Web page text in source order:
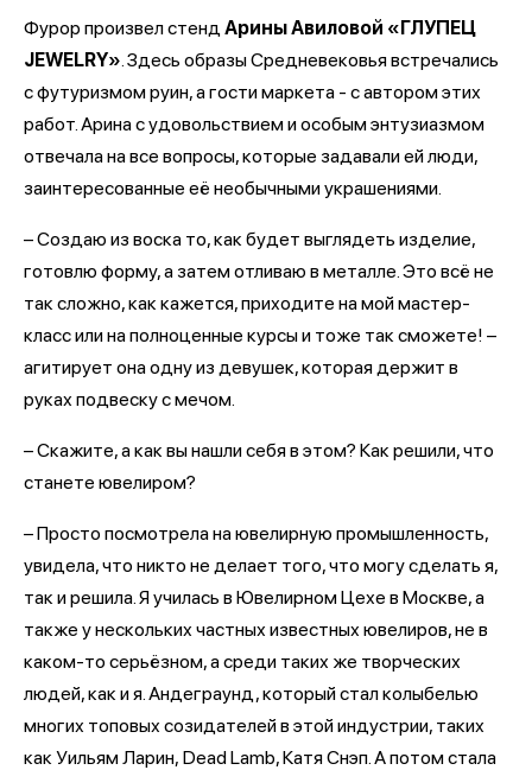
Фурор произвел стендАрины Авиловой «ГЛУПЕЦ
JEWELRY». Здесь образы Средневековья встречались
с футуризмом руин, а гости маркета - с автором этих
работ. Арина с удовольствием и особым энтузиазмом
отвечала на все вопросы, которые задавали ей люди,
заинтересованные её необычными украшениями.
– Создаю из воска то, как будет выглядеть изделие,
готовлю форму, а затем отливаю в металле. Это всё не
так сложно, как кажется, приходите на мой мастер-
класс или на полноценные курсы и тоже так сможете! –
агитирует она одну из девушек, которая держит в
руках подвеску с мечом.
– Скажите, а как вы нашли себя в этом? Как решили, что
станете ювелиром?
– Просто посмотрела на ювелирную промышленность,
увидела, что никто не делает того, что могу сделать я,
так и решила. Я училась в Ювелирном Цехе в Москве, а
также у нескольких частных известных ювелиров, не в
каком-то серьёзном, а среди таких же творческих
людей, как и я. Андеграунд, который стал колыбелью
многих топовых созидателей в этой индустрии, таких
как Уильям Ларин, Dead Lamb, Катя Снэп. А потом стала